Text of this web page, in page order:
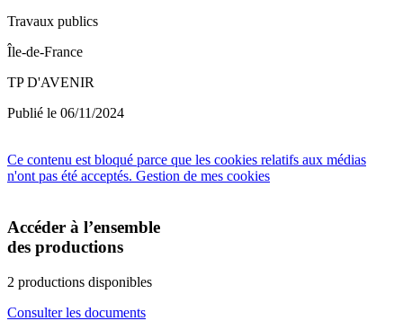
Travaux publics
Île-de-France
TP D'AVENIR
Publié le 06/11/2024
Ce contenu est bloqué parce que les cookies relatifs aux médias
n'ont pas été acceptés. Gestion de mes cookies
Accéder à l’ensemble
des productions
2 productions disponibles
Consulter les documents